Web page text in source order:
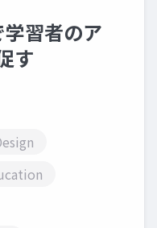
習者のア
す